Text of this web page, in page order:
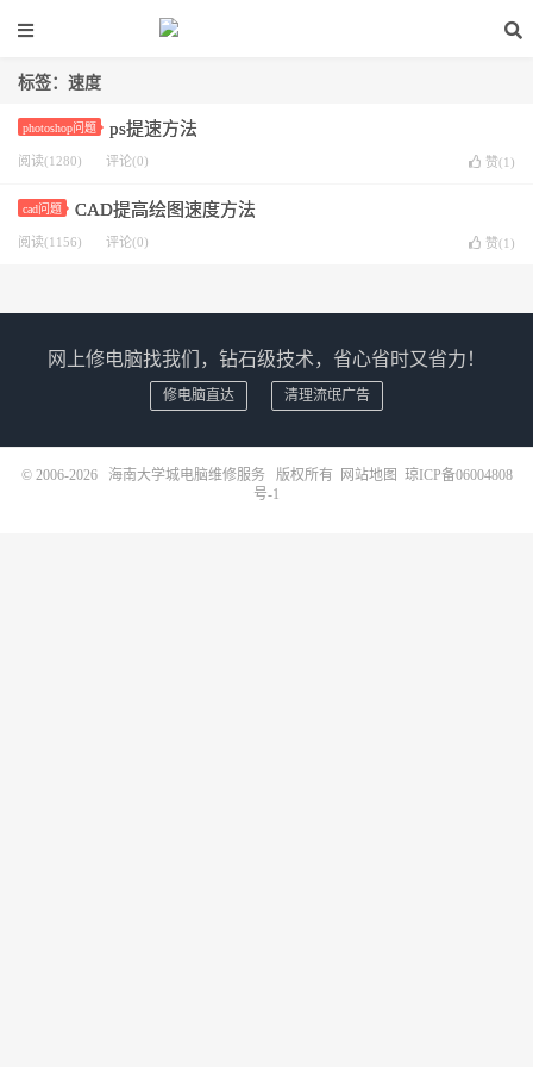
标签：速度
photoshop问题 ps提速方法
阅读(1280) 评论(0) 赞(1 )
cad问题 CAD提高绘图速度方法
阅读(1156) 评论(0) 赞(1 )
网上修电脑找我们，钻石级技术，省心省时又省力！
修电脑直达 清理流氓广告
© 2006-2026 海南大学城电脑维修服务 版权所有 网站地图 琼ICP备06004808
号-1